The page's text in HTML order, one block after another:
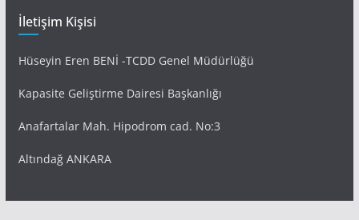
İletişim Kişisi
Hüseyin Eren BENİ -TCDD Genel Müdürlüğü
Kapasite Geliştirme Dairesi Başkanlığı
Anafartalar Mah. Hipodrom cad. No:3
Altındağ ANKARA